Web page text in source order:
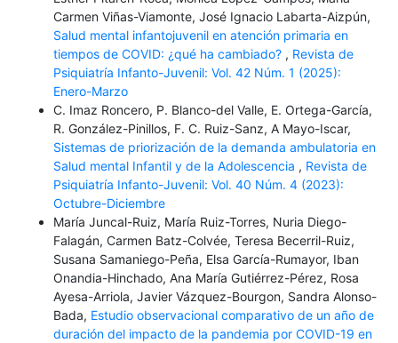
Carmen Viñas-Viamonte, José Ignacio Labarta-Aizpún,
Salud mental infantojuvenil en atención primaria en
tiempos de COVID: ¿qué ha cambiado? , Revista de
Psiquiatría Infanto-Juvenil: Vol. 42 Núm. 1 (2025):
Enero-Marzo
C. Imaz Roncero, P. Blanco-del Valle, E. Ortega-García,
R. González-Pinillos, F. C. Ruiz-Sanz, A Mayo-Iscar,
Sistemas de priorización de la demanda ambulatoria en
Salud mental Infantil y de la Adolescencia , Revista de
Psiquiatría Infanto-Juvenil: Vol. 40 Núm. 4 (2023):
Octubre-Diciembre
María Juncal-Ruiz, María Ruiz-Torres, Nuria Diego-
Falagán, Carmen Batz-Colvée, Teresa Becerril-Ruiz,
Susana Samaniego-Peña, Elsa García-Rumayor, Iban
Onandia-Hinchado, Ana María Gutiérrez-Pérez, Rosa
Ayesa-Arriola, Javier Vázquez-Bourgon, Sandra Alonso-
Bada, Estudio observacional comparativo de un año de
duración del impacto de la pandemia por COVID-19 en